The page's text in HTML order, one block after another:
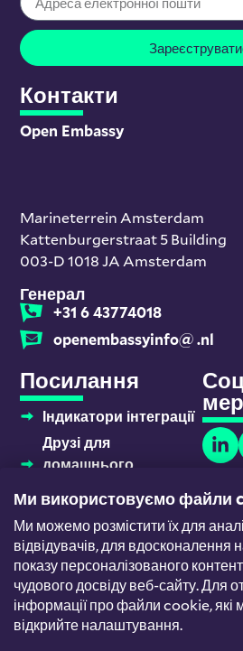
Контакти
Open Embassy
Marineterrein Amsterdam
Kattenburgerstraat 5 Building
003-D 1018 JA Amsterdam
Генерал
+31 6 43774018
openembassyinfo@ .nl
Посилання
Індикатори інтеграції
Друзі для
домашнього
Новачки платформи
та робота
Команда
Служба підтримки
© Open Embassy
Ми використовуємо файли
Ми можемо розмістити їх для
відвідувачів, для вдосконалення
показу персоналізованого
чудового досвіду веб-сайту. Для
інформації про файли cookie, які
відкрийте налаштування.